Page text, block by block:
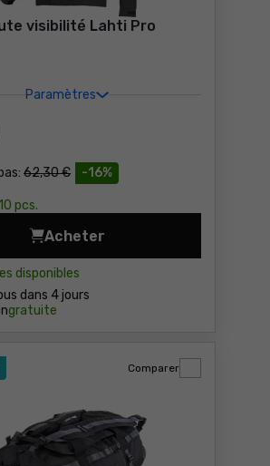
visibilité Lahti Pro
Paramètres
-16%
62,30 €
pcs.
disponibles
dans 4 jours
gratuite
Acheter
Veste haute visibilité Lahti
Comparer